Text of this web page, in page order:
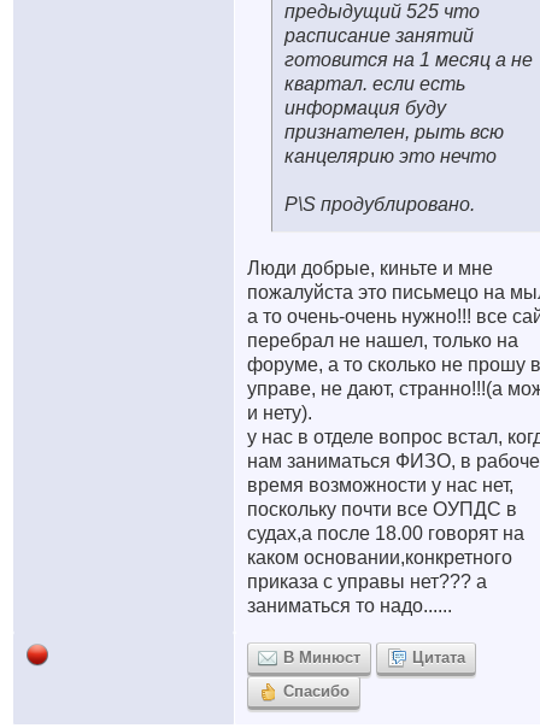
предыдущий 525 что
расписание занятий
готовится на 1 месяц а не
квартал. если есть
информация буду
признателен, рыть всю
канцелярию это нечто
P\S продублировано.
Люди добрые, киньте и мне
пожалуйста это письмецо на
а то очень-очень нужно!!! все
перебрал не нашел, только на
форуме, а то сколько не прошу в
управе, не дают, странно!!!(а
и нету).
у нас в отделе вопрос встал,
нам заниматься ФИЗО, в
время возможности у нас нет,
поскольку почти все ОУПДС в
судах,а после 18.00 говорят на
каком основании,конкретного
приказа с управы нет??? а
заниматься то надо......
В Минюст
Цитата
Спасибо